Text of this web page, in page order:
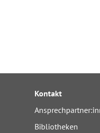
Kontakt
Bibliotheken